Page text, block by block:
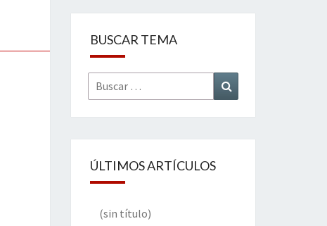
BUSCAR TEMA
Buscar
por:
ÚLTIMOS ARTÍCULOS
(sin título)